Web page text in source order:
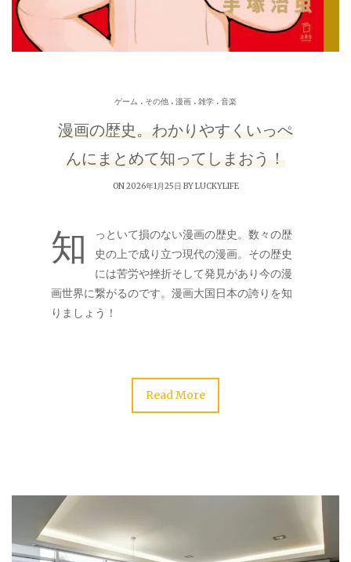
ゲーム . その他 . 漫画 . 雑学 . 音楽
漫画の歴史。わかりやすくいっぺ
んにまとめて知ってしまおう！
ON 2026年1月25日 BYLUCKYLIFE
知
っといて損のない漫画の歴史。数々の歴
史の上で成り立つ現代の漫画。その歴史
には苦労や挫折そして発見があり今の漫
画世界に繋がるのです。漫画大国日本の誇りを知
りましょう！
Read More